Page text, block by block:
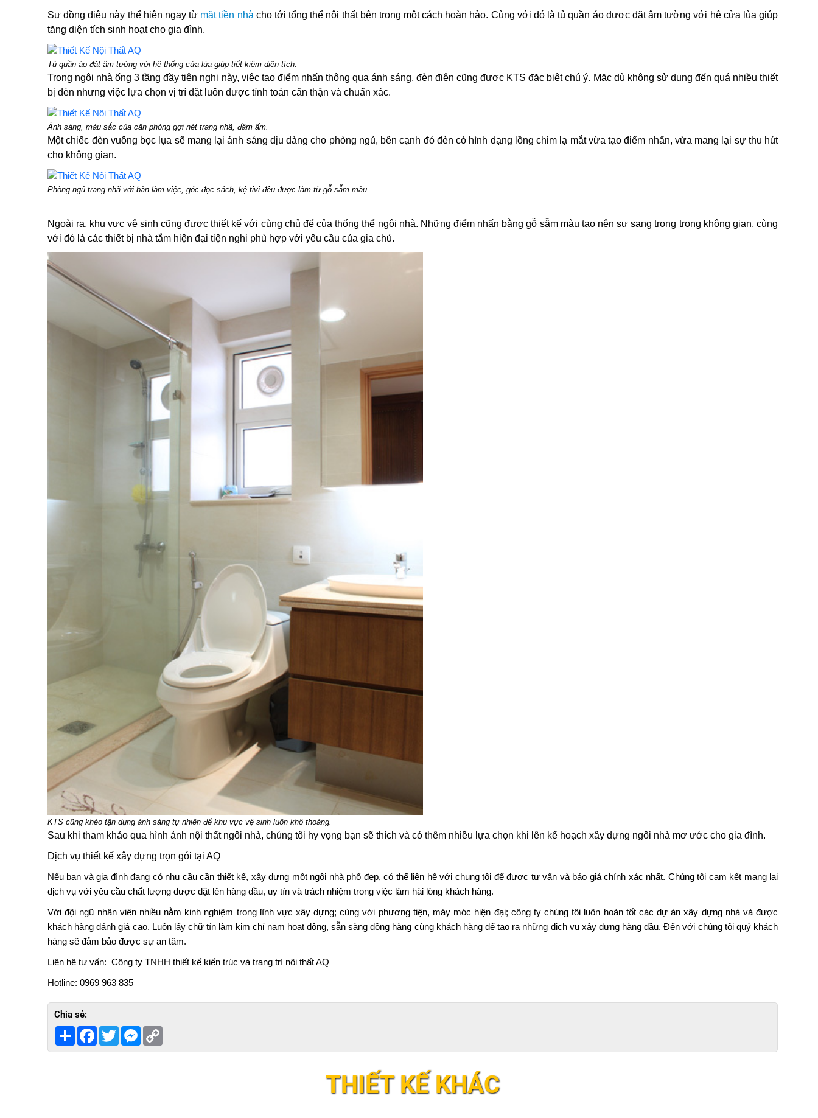
Sự đồng điệu này thể hiện ngay từ mặt tiền nhà cho tới tổng thể nội thất bên trong một cách hoàn hảo. Cùng với đó là tủ quần áo được đặt âm tường với hệ cửa lùa giúp
tăng diện tích sinh hoạt cho gia đình.
Tủ quần áo đặt âm tường với hệ thống cửa lùa giúp tiết kiệm diện tích.
Trong ngôi nhà ống 3 tầng đầy tiện nghi này, việc tạo điểm nhấn thông qua ánh sáng, đèn điện cũng được KTS đặc biệt chú ý. Mặc dù không sử dụng đến quá nhiều thiết
bị đèn nhưng việc lựa chọn vị trí đặt luôn được tính toán cẩn thận và chuẩn xác.
Ánh sáng, màu sắc của căn phòng gợi nét trang nhã, đầm ấm.
Một chiếc đèn vuông bọc lụa sẽ mang lại ánh sáng dịu dàng cho phòng ngủ, bên cạnh đó đèn có hình dạng lồng chim lạ mắt vừa tạo điểm nhấn, vừa mang lại sự thu hút
cho không gian.
Phòng ngủ trang nhã với bàn làm việc, góc đọc sách, kệ tivi đều được làm từ gỗ sẫm màu.
Ngoài ra, khu vực vệ sinh cũng được thiết kế với cùng chủ để của thổng thể ngôi nhà. Những điểm nhấn bằng gỗ sẫm màu tạo nên sự sang trọng trong không gian, cùng
với đó là các thiết bị nhà tắm hiện đại tiện nghi phù hợp với yêu cầu của gia chủ.
KTS cũng khéo tận dụng ánh sáng tự nhiên để khu vực vệ sinh luôn khô thoáng.
Sau khi tham khảo qua hình ảnh nội thất ngôi nhà, chúng tôi hy vọng bạn sẽ thích và có thêm nhiều lựa chọn khi lên kế hoạch xây dựng ngôi nhà mơ ước cho gia đình.
Dịch vụ thiết kế xây dựng trọn gói tại AQ
Nếu bạn và gia đình đang có nhu cầu cần thiết kế, xây dựng một ngôi nhà phố đẹp, có thể liện hệ với chung tôi để được tư vấn và báo giá chính xác nhất. Chúng tôi cam kết mang lại
dịch vụ với yêu cầu chất lượng được đặt lên hàng đầu, uy tín và trách nhiệm trong việc làm hài lòng khách hàng.
Với đội ngũ nhân viên nhiều nằm kinh nghiệm trong lĩnh vực xây dựng; cùng với phương tiện, máy móc hiện đại; công ty chúng tôi luôn hoàn tốt các dự án xây dựng nhà và được
khách hàng đánh giá cao. Luôn lấy chữ tín làm kim chỉ nam hoạt động, sẵn sàng đồng hàng cùng khách hàng để tạo ra những dịch vụ xây dựng hàng đầu. Đến với chúng tôi quý khách
hàng sẽ đảm bảo được sự an tâm.
Liên hệ tư vấn: Công ty TNHH thiết kế kiến trúc và trang trí nội thất AQ
Hotline: 0969 963 835
Chia sẻ:
Share Facebook
TwitterMessenger
THIẾT KẾ KHÁC